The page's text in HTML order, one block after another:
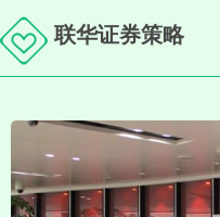
联华证券策略